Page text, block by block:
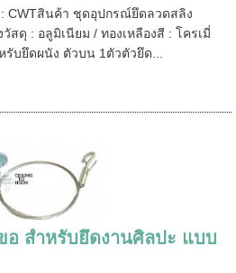
: CWTสินค้า ชุดอุปกรณ์ยึดลวดสลิง
สดุ : อลูมิเนียม / ทองเหลืองสี : โครเมี่
บยึดผนัง ตัวบน 1ตัวตัวยึด...
อ สำหรับยึดงานศิลปะ แบบ